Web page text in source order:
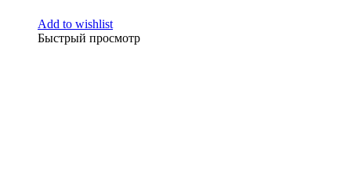
Add to wishlist
Быстрый просмотр